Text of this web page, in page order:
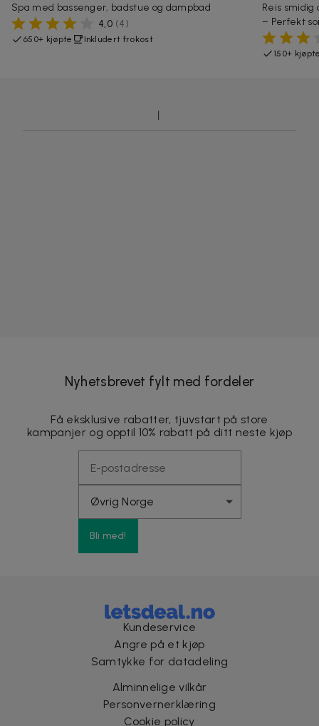
Spa med bassenger, badstue og dampbad
4,0 (4)
650+ kjøpte Inkludert frokost
Reis
– Perfekt
150+
Nyhetsbrevet fylt med fordeler
Få eksklusive rabatter, tjuvstart på store
kampanjer og opptil 10% rabatt på ditt neste kjøp
Bli med!
Kundeservice
Angre på et kjøp
Samtykke for datadeling
Alminnelige vilkår
Personvernerklæring
Cookie policy